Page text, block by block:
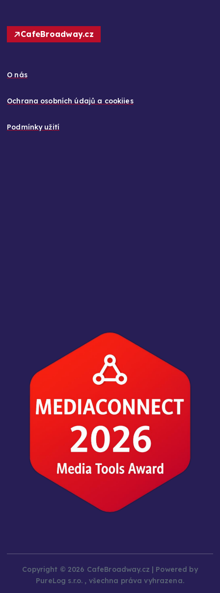
CafeBroadway.cz
O nás
Ochrana osobních údajů a cookiies
Podmínky užití
Copyright © 2026 CafeBroadway.cz | Powered by
PureLog s.r.o. , všechna práva vyhrazena.